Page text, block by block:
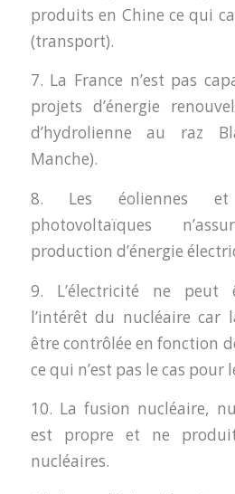
produits en Chine ce qui
(transport).
7. La France n’est pas
projets d’énergie
d’hydrolienne au raz
Manche).
8. Les éoliennes et
photovoltaïques
production d’énergie
9. L’électricité ne peut
l’intérêt du nucléaire car
être contrôlée en fonction
ce qui n’est pas le cas pour
10. La fusion nucléaire,
est propre et ne
nucléaires.